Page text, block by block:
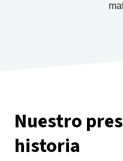
Nuestro
historia